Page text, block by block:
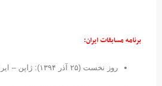
برنامه مسابقات ایران:
روز نخست (۲۵ آذر ۱۳۹۴): ژاپن – ایران